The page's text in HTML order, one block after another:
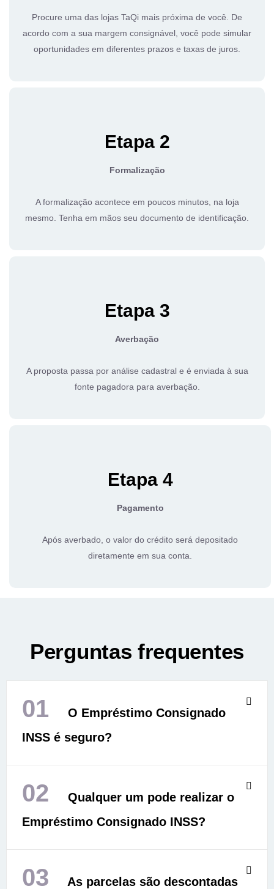
Procure uma das lojas TaQi mais próxima de você. De
acordo com a sua margem consignável, você pode simular
oportunidades em diferentes prazos e taxas de juros.
Etapa 2
Formalização
A formalização acontece em poucos minutos, na loja
mesmo. Tenha em mãos seu documento de identificação.
Etapa 3
Averbação
A proposta passa por análise cadastral e é enviada à sua
fonte pagadora para averbação.
Etapa 4
Pagamento
Após averbado, o valor do crédito será depositado
diretamente em sua conta.
Perguntas frequentes
01
O Empréstimo Consignado
INSS é seguro?
02
Qualquer um pode realizar o
Empréstimo Consignado INSS?
03 As parcelas são descontadas